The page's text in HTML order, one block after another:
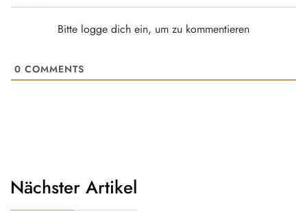
Bitte logge dich ein, um zu kommentieren
0 COMMENTS
Nächster Artikel